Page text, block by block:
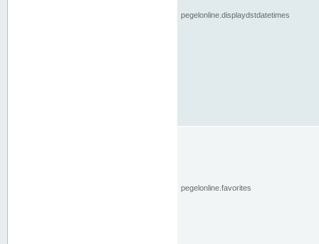
pegelonline.displaydstdatetimes
pegelonline.favorites